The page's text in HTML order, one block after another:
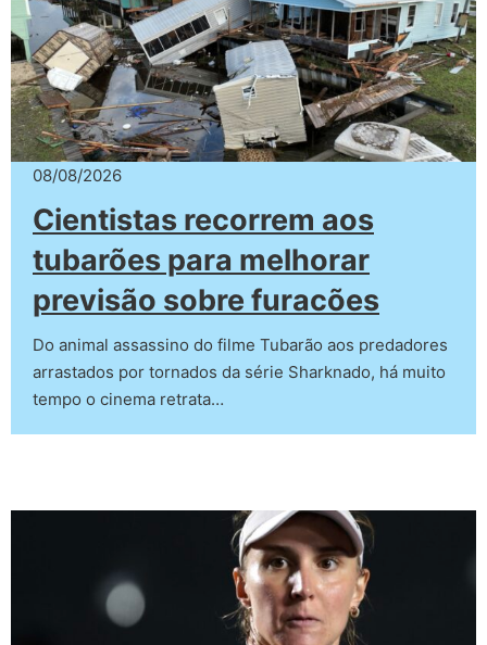
08/08/2026
Cientistas recorrem aos
tubarões para melhorar
previsão sobre furacões
Do animal assassino do filme Tubarão aos predadores
arrastados por tornados da série Sharknado, há muito
tempo o cinema retrata…